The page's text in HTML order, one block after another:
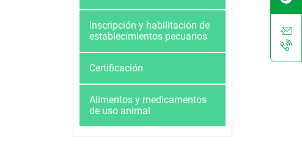
Inscripción y habilitación de
establecimientos pecuarios
Certificación
Alimentos y medicamentos
de uso animal